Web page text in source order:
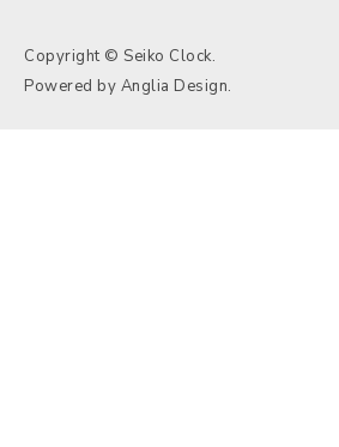
Copyright © Seiko Clock.
Powered by Anglia Design.